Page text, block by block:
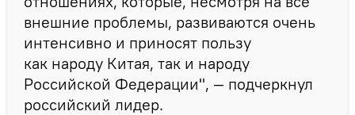
внешние проблемы, развиваются очень
интенсивно и приносят пользу
как народу Китая, так и народу
Российской Федерации", — подчеркнул
российский лидер.